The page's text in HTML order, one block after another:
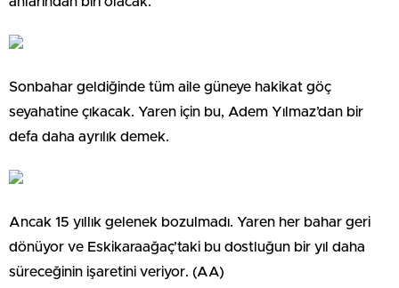
Sonbahar geldiğinde tüm aile güneye hakikat göç
seyahatine çıkacak. Yaren için bu, Adem Yılmaz’dan bir
defa daha ayrılık demek.
Ancak 15 yıllık gelenek bozulmadı. Yaren her bahar geri
dönüyor ve Eskikaraağaç’taki bu dostluğun bir yıl daha
süreceğinin işaretini veriyor. (AA)